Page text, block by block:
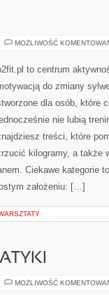
MOŻLIWOŚĆ
to centrum
do zmiany
dla osób, które
nie lubią
treści, które
kilogramy, a także
Ciekawe kategorie
założeniu: […]
MOŻLIWOŚĆ